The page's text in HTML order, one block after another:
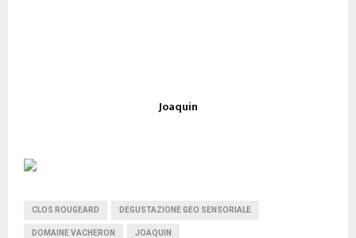
Joaquin
CLOS ROUGEARD DEGUSTAZIONE GEO SENSORIALE
DOMAINE VACHERON JOAQUIN